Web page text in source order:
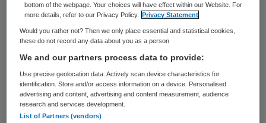
verbeteren. Maar hoe dieper ik in de materie
dook, hoe meer het me ging tegenstaan.
Het uitgangspunt van de Taskforce en de
nota is namelijk dat je waardigheid, trots en
liefdevolle zorg in plannen en kaders kunt
vatten. Alsof het allemaal goed komt, als je
maar genoeg aandachtspunten formuleert.
bottom of the webpage. Your choices will have effect within our Website. For
more details, refer to our Privacy Policy.
Privacy Statement
Would you rather not? Then we only place essential and statistical cookies,
these do not record any data about you as a person
We and our partners process data to provide:
Use precise geolocation data. Actively scan device characteristics for
identification. Store and/or access information on a device. Personalised
advertising and content, advertising and content measurement, audience
research and services development.
List of Partners (vendors)